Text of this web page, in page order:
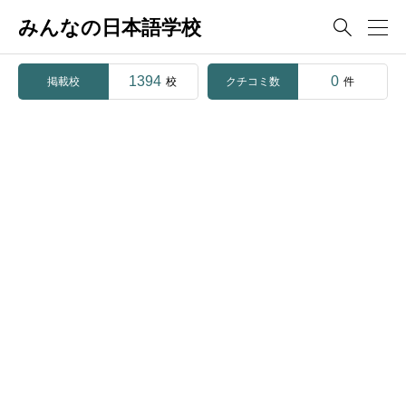
みんなの日本語学校 
掲載校 1394 校 クチコミ数 0 件